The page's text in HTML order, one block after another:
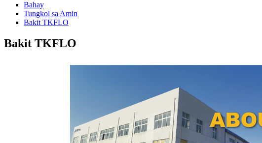
Bahay
Tungkol sa Amin
Bakit TKFLO
Bakit TKFLO